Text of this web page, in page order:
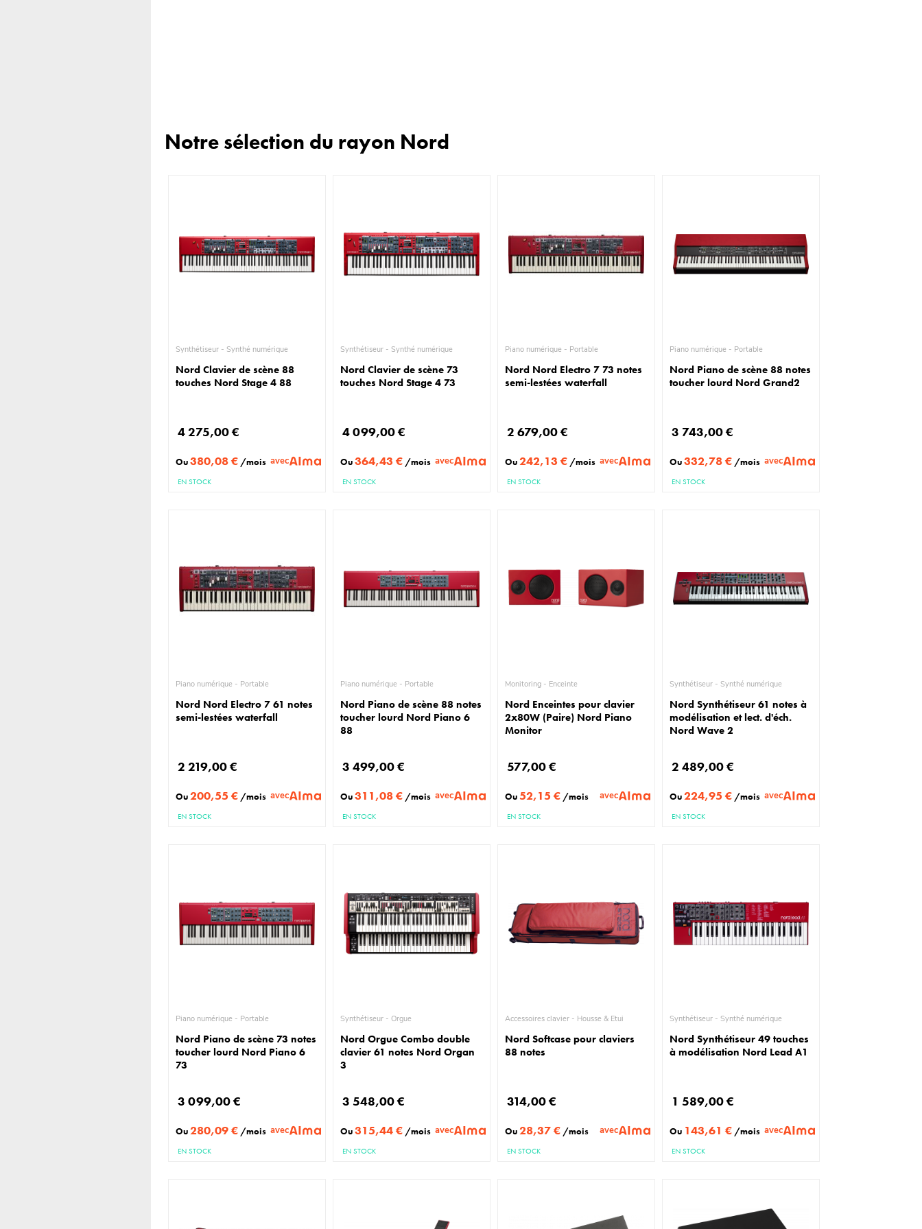
Notre sélection du rayon Nord
Synthétiseur - Synthé numérique
Nord Clavier de scène 88
touches Nord Stage 4 88
4 275,00 €
Ou380,08 € /mois avec
EN STOCK
Synthétiseur - Synthé numérique
Nord Clavier de scène 73
touches Nord Stage 4 73
4 099,00 €
Ou364,43 € /mois avec
EN STOCK
Piano numérique - Portable
Nord Nord Electro 7 73 notes
semi-lestées waterfall
2 679,00 €
Ou242,13 € /mois avec
EN STOCK
Piano numérique - Portable
Nord Piano de scène 88 notes
toucher lourd Nord Grand2
3 743,00 €
Ou332,78 € /mois avec
EN STOCK
Piano numérique - Portable
Nord Nord Electro 7 61 notes
semi-lestées waterfall
2 219,00 €
Ou200,55 € /mois avec
EN STOCK
Piano numérique - Portable
Nord Piano de scène 88 notes
toucher lourd Nord Piano 6
88
3 499,00 €
Ou311,08 € /mois avec
EN STOCK
Monitoring - Enceinte
Nord Enceintes pour clavier
2x80W (Paire) Nord Piano
Monitor
577,00 €
Ou52,15 € /mois avec
EN STOCK
Synthétiseur - Synthé numérique
Nord Synthétiseur 61 notes à
modélisation et lect. d'éch.
Nord Wave 2
2 489,00 €
Ou224,95 € /mois avec
EN STOCK
Piano numérique - Portable
Nord Piano de scène 73 notes
toucher lourd Nord Piano 6
73
3 099,00 €
Ou280,09 € /mois avec
EN STOCK
Synthétiseur - Orgue
Nord Orgue Combo double
clavier 61 notes Nord Organ
3
3 548,00 €
Ou315,44 € /mois avec
EN STOCK
Accessoires clavier - Housse & Étui
Nord Softcase pour claviers
88 notes
314,00 €
Ou28,37 € /mois avec
EN STOCK
Synthétiseur - Synthé numérique
Nord Synthétiseur 49 touches
à modélisation Nord Lead A1
1 589,00 €
Ou 143,61 € /mois avec
EN STOCK